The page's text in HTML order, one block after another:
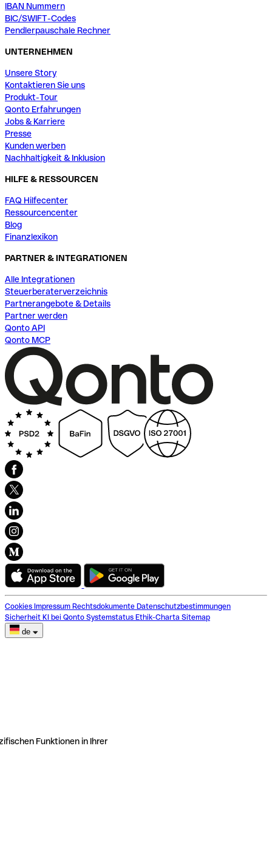
IBAN Nummern
BIC/SWIFT-Codes
Pendlerpauschale Rechner
UNTERNEHMEN
Unsere Story
Kontaktieren Sie uns
Produkt-Tour
Qonto Erfahrungen
Jobs & Karriere
Presse
Kunden werben
Nachhaltigkeit & Inklusion
HILFE & RESSOURCEN
FAQ Hilfecenter
Ressourcencenter
Blog
Finanzlexikon
PARTNER & INTEGRATIONEN
Alle Integrationen
Steuerberaterverzeichnis
Partnerangebote & Details
Partner werden
Qonto API
Qonto MCP
Cookies Impressum Rechtsdokumente Datenschutzbestimmungen
Sicherheit KI bei Qonto Systemstatus Ethik-Charta Sitemap
de
Funktionen in Ihrer